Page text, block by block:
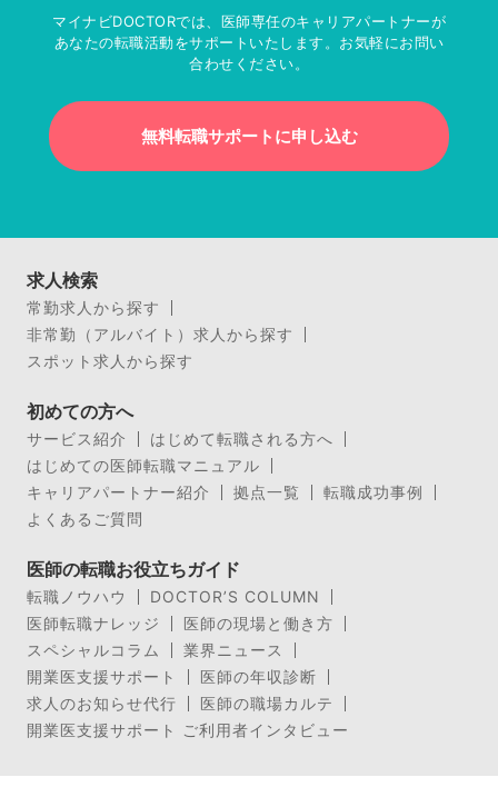
マイナビDOCTORでは、医師専任のキャリアパートナーが
あなたの転職活動をサポートいたします。お気軽にお問い
合わせください。
無料転職サポートに申し込む
求人検索
常勤求人から探す
非常勤（アルバイト）求人から探す
スポット求人から探す
初めての方へ
サービス紹介
はじめて転職される方へ
はじめての医師転職マニュアル
キャリアパートナー紹介
拠点一覧
転職成功事例
よくあるご質問
医師の転職お役立ちガイド
転職ノウハウ
DOCTOR’S COLUMN
医師転職ナレッジ
医師の現場と働き方
スペシャルコラム
業界ニュース
開業医支援サポート
医師の年収診断
求人のお知らせ代行
医師の職場カルテ
開業医支援サポート ご利用者インタビュー